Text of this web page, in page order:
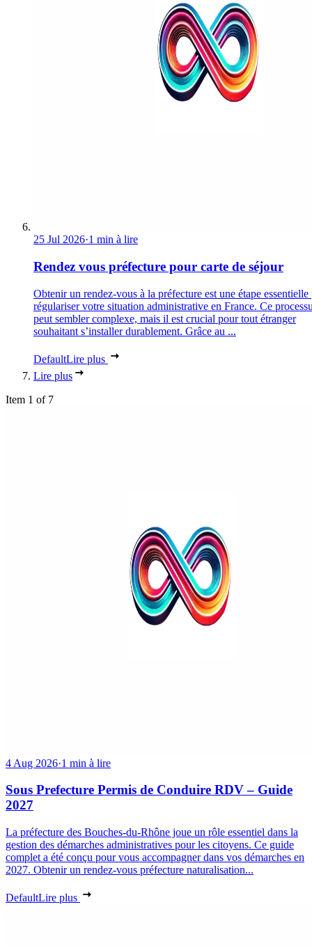
25 Jul 2026·1 min à lire
Rendez vous préfecture pour carte de séjour
Obtenir un rendez-vous à la préfecture est une étape essentielle
régulariser votre situation administrative en France. Ce
peut sembler complexe, mais il est crucial pour tout étranger
souhaitant s’installer durablement. Grâce au ...
DefaultLire plus
Lire plus
Item 1 of 7
4 Aug 2026·1 min à lire
Sous Prefecture Permis de Conduire RDV – Guide
2027
La préfecture des Bouches-du-Rhône joue un rôle essentiel dans la
gestion des démarches administratives pour les citoyens. Ce guide
complet a été conçu pour vous accompagner dans vos démarches en
2027. Obtenir un rendez-vous préfecture naturalisation...
DefaultLire plus